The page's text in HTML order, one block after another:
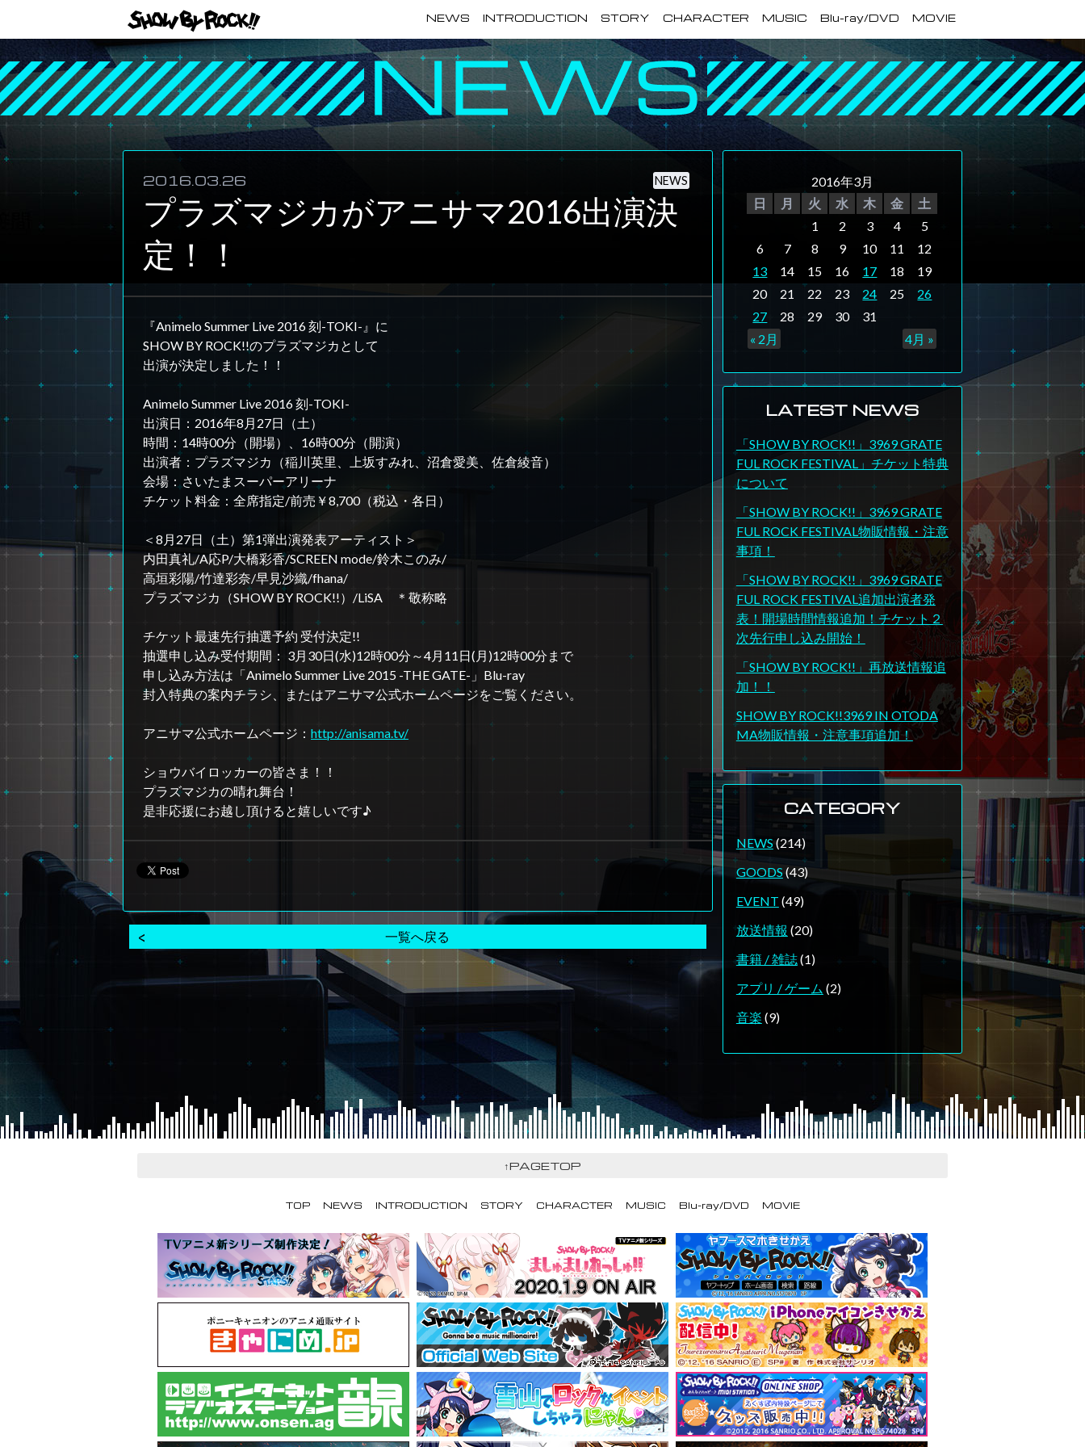
NEWS INTRODUCTION STORY CHARACTER MUSIC Blu-ray/DVD MOVIE
2016.03.26
プラズマジカがアニサマ2016出演決
定！！
NEWS
『Animelo Summer Live 2016 刻-TOKI-』に
SHOW BY ROCK!!のプラズマジカとして
出演が決定しました！！
Animelo Summer Live 2016 刻-TOKI-
出演日：2016年8月27日（土）
時間：14時00分（開場）、16時00分（開演）
出演者：プラズマジカ（稲川英里、上坂すみれ、沼倉愛美、佐倉綾音）
会場：さいたまスーパーアリーナ
チケット料金：全席指定/前売￥8,700（税込・各日）
＜8月27日（土）第1弾出演発表アーティスト＞
内田真礼/A応P/大橋彩香/SCREEN mode/鈴木このみ/
高垣彩陽/竹達彩奈/早見沙織/fhana/
プラズマジカ（SHOW BY ROCK!!）/LiSA ＊敬称略
チケット最速先行抽選予約 受付決定!!
抽選申し込み受付期間： 3月30日(水)12時00分～4月11日(月)12時00分まで
申し込み方法は「Animelo Summer Live 2015 -THE GATE-」Blu-ray
封入特典の案内チラシ、またはアニサマ公式ホームページをご覧ください。
アニサマ公式ホームページ： http://anisama.tv/
ショウバイロッカーの皆さま！！
プラズマジカの晴れ舞台！
是非応援にお越し頂けると嬉しいです♪
一覧へ戻る
2016年3月
日
月 火 水 木 金 土
« 2月 4月 »
1 2 3 4
5
6
7 8 9 10 11
12
13
14 15 16 17 18
19
20
21 22 23 24 25
26
27
28 29 30 31
LATEST NEWS
「SHOW BY ROCK!!」3969 GRATE
FUL ROCK FESTIVAL」チケット特典
について
「SHOW BY ROCK!!」3969 GRATE
FUL ROCK FESTIVAL物販情報・注意
事項！
「SHOW BY ROCK!!」3969 GRATE
FUL ROCK FESTIVAL追加出演者発
表！開場時間情報追加！チケット２
次先行申し込み開始！
「SHOW BY ROCK!!」再放送情報追
加！！
SHOW BY ROCK!!3969 IN OTODA
MA物販情報・注意事項追加！
CATEGORY
NEWS(214)
GOODS(43)
EVENT (49)
放送情報 (20)
書籍 / 雑誌(1)
アプリ / ゲーム (2)
音楽 (9)
↑PAGETOP
TOP NEWS INTRODUCTION STORY CHARACTER MUSIC Blu-ray/DVD MOVIE